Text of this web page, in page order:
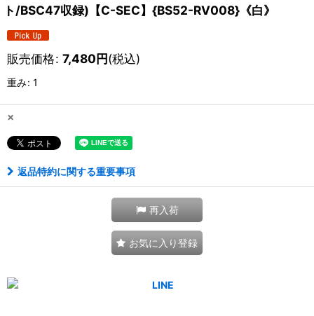
ト/BSC47収録)【C-SEC】{BS52-RV008}《白》
販売価格: 7,480円(税込)
重み: 1
×
返品特約に関する重要事項
再入荷
お気に入り登録